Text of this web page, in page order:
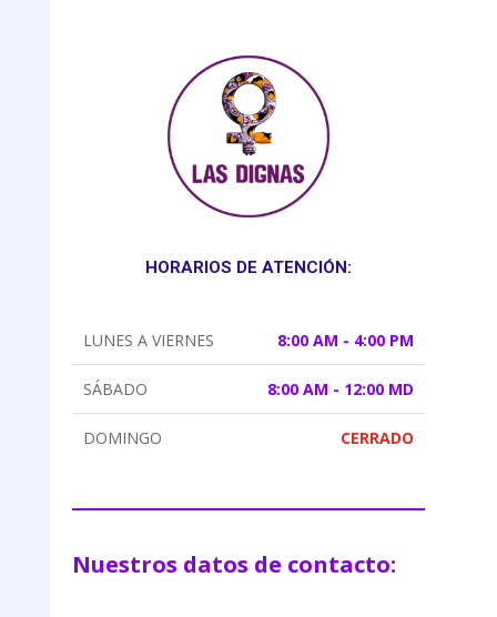
HORARIOS DE ATENCIÓN:
LUNES A VIERNES 8:00 AM - 4:00 PM
SÁBADO 8:00 AM - 12:00 MD
DOMINGO CERRADO
Nuestros datos de contacto: